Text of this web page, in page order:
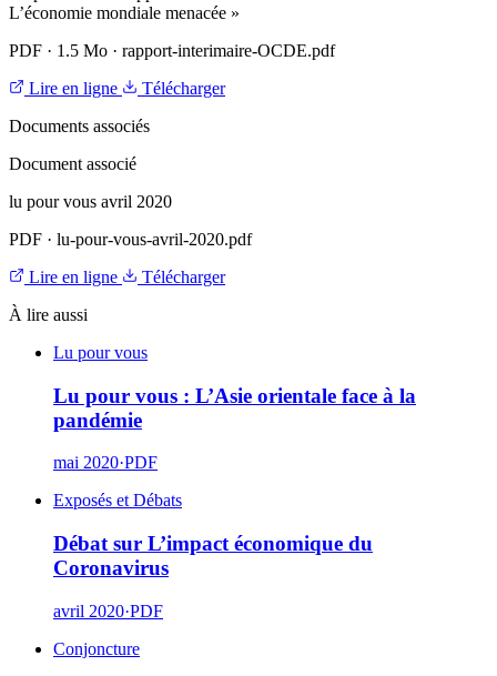
L’économie mondiale menacée »
PDF · 1.5 Mo · rapport-interimaire-OCDE.pdf
Lire en ligne
Télécharger
Documents associés
Document associé
lu pour vous avril 2020
PDF · lu-pour-vous-avril-2020.pdf
Lire en ligne
Télécharger
À lire aussi
Lu pour vous
Lu pour vous : L’Asie orientale face à la
pandémie
mai 2020·PDF
Exposés et Débats
Débat sur L’impact économique du
Coronavirus
avril 2020·PDF
Conjoncture